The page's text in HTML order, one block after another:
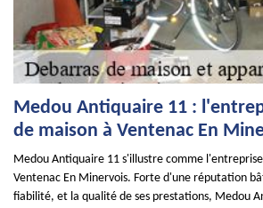
Medou Antiquaire 11 :
de maison à Ventenac En
Medou Antiquaire 11 s'illustre comme
Ventenac En Minervois. Forte d'une réputation
fiabilité, et la qualité de ses prestations, Medou